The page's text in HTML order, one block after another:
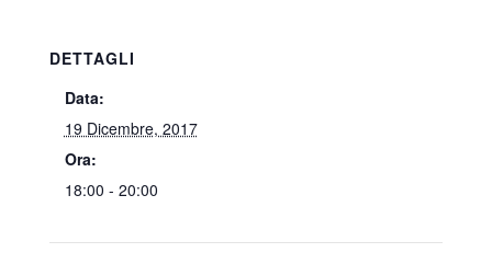
DETTAGLI
Data:
19 Dicembre, 2017
Ora:
18:00 - 20:00